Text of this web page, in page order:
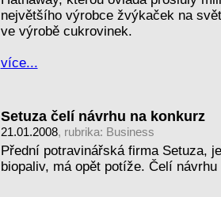
největšího výrobce žvýkaček na
ve výrobě cukrovinek.
více...
Setuza čelí návrhu na konkurz
21.01.2008, rubrika: Business
Přední potravinářská firma Setuza,
biopaliv, má opět potíže. Čelí